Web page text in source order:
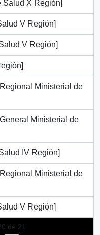
Salud X Región]
V Región]
V Región]
Ministerial de
Ministerial de
IV Región]
Ministerial de
V Región]
de 21